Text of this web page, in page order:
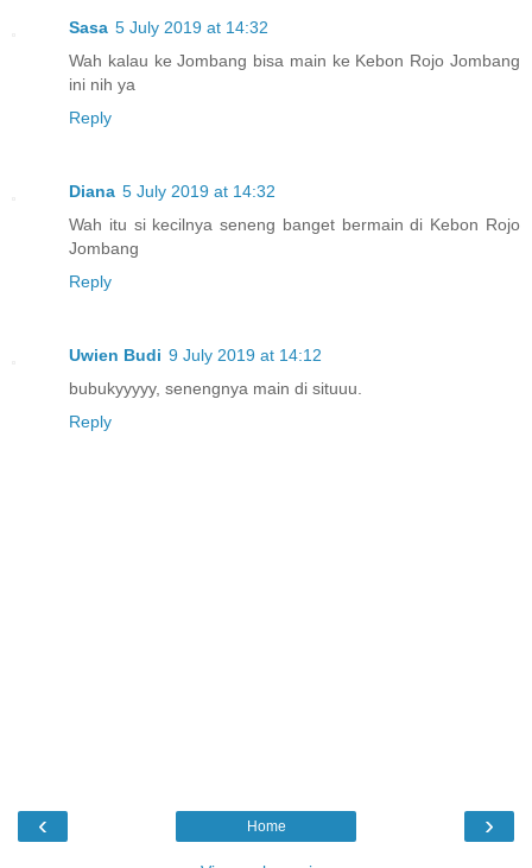
Sasa 5 July 2019 at 14:32
Wah kalau ke Jombang bisa main ke Kebon Rojo Jombang
ini nih ya
Reply
Diana 5 July 2019 at 14:32
Wah itu si kecilnya seneng banget bermain di Kebon Rojo
Jombang
Reply
Uwien Budi 9 July 2019 at 14:12
bubukyyyyy, senengnya main di situuu.
Reply
‹ ›
Home